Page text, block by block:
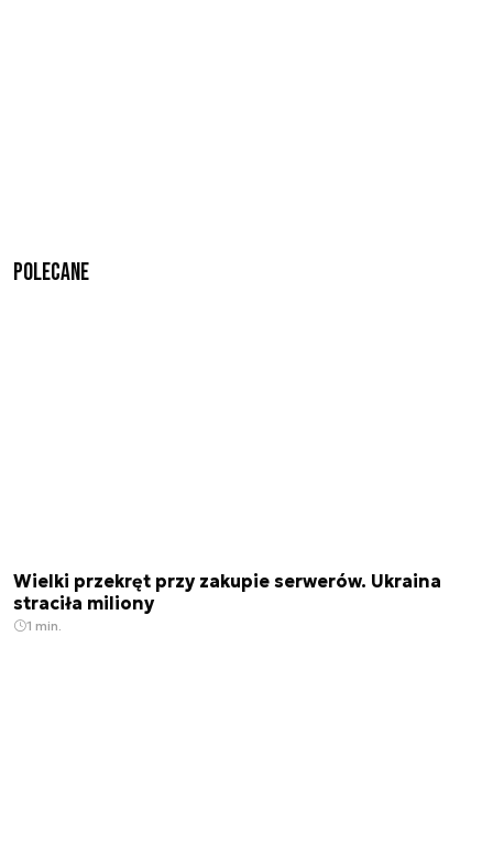
Polecane
Wielki przekręt przy zakupie serwerów. Ukraina
straciła miliony
1 min.